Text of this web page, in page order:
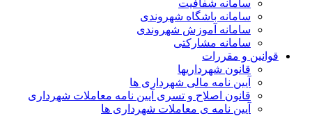
سامانه شفافیت
سامانه باشگاه شهروندی
سامانه آموزش شهروندی
سامانه مشارکتی
قوانین و مقررات
قانون شهرداریها
آیین نامه مالی شهرداری ها
قانون اصلاح و تسری آیین نامه معاملات شهرداری
آیین نامه ی معاملات شهرداری ها